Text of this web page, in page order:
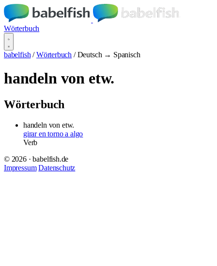
Wörterbuch
babelfish / Wörterbuch / Deutsch → Spanisch
handeln von etw.
Wörterbuch
handeln von etw.
girar en torno a algo
Verb
© 2026 · babelfish.de
Impressum Datenschutz